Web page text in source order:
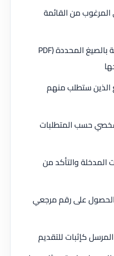
المرغوب من القائمة
رفع المستندات المطلوبة بالصيغ المحددة (PDF
الذين ستطلب منهم
حسب المتطلبات
المدخلة والتأكد من
والحصول على رقم مرجعي
كإثبات للتقديم